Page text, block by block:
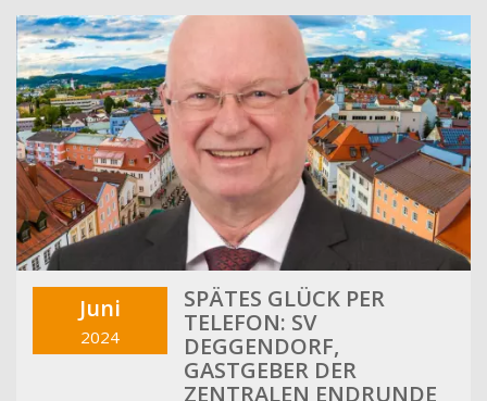
Juni
2024
SPÄTES GLÜCK PER
TELEFON: SV
DEGGENDORF,
GASTGEBER DER
ZENTRALEN ENDRUNDE